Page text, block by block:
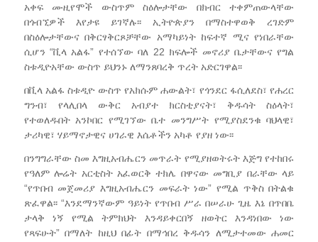
አቀፍ ሙዚየሞች ውስጥም ስዕሎታቸው በክብር ተቀምጠውላቸው
በጎብኚዎች እየታዩ ይገኛሉ፡፡ ኢትዮጵያን በማስተዋወቅ ረገድም
በስዕሎታቸውና በቅርፃቅርጾቻቸው አማካይነት ከፍተኛ ሚና የነበራቸው
ሲሆን “ቪላ አልፋ” የተሰኘው ባለ 22 ክፍሎች መኖሪያ ቤታቸውና የግል
ስቱዲዮአቸው ውስጥ ይህንኑ ለማንጸባረቅ ጥረት አድርገዋል፡፡
በቪላ አልፋ ስቱዲዮ ውስጥ የአክሱም ሐውልት፣ የጎንደር ፋሲለደስ፣ የሐረር
ግንብ፣ የላሊበላ ውቅር አብያተ ክርስቲያናት፣ ቅዱሳት ስዕላት፣
የተወለዱበት አንኮበር የሚገኘው ቤተ መንግሥት የሚያስደንቁ ባህላዊ፣
ታሪካዊ፣ ሃይማኖታዊና ሀገራዊ እሴቶችን አካቶ የያዘ ነው፡፡
በንግግራቸው ስመ እግዚአብሔርን መጥራት የሚያዘወትሩት እጅግ የተከበሩ
የዓለም ሎሬት አርቲስት አፈወርቅ ተክሌ በዋናው መግቢያ በራቸው ላይ
“የጥበብ መጀመሪያ እግዚአብሔርን መፍራት ነው” የሚል ጥቅስ በትልቁ
ጽፈዋል፡፡ “እንደማንኛውም ዓይነት የጥበብ ሥራ በሠራሁ ጊዜ እኔ በጥበቤ
ታላቅ ነኝ የሚል ትምክህት እንዳይቀርበኝ ዘወትር እንዳነበው ነው
የጻፍሁት” በማለት ከዚህ በፊት በማኅበረ ቅዱሳን ለሚታተመው ሐመር